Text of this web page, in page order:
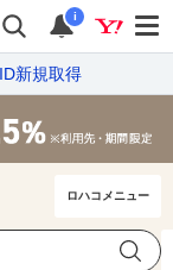
i
ID新規取得
ロハコメニュー